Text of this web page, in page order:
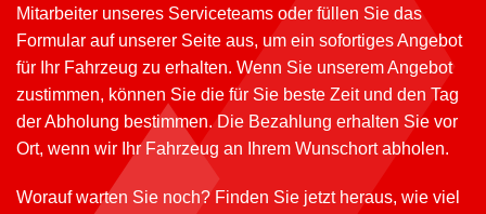
Mitarbeiter unseres Serviceteams oder füllen Sie das
Formular auf unserer Seite aus, um ein sofortiges Angebot
für Ihr Fahrzeug zu erhalten. Wenn Sie unserem Angebot
zustimmen, können Sie die für Sie beste Zeit und den Tag
der Abholung bestimmen. Die Bezahlung erhalten Sie vor
Ort, wenn wir Ihr Fahrzeug an Ihrem Wunschort abholen.
Worauf warten Sie noch? Finden Sie jetzt heraus, wie viel